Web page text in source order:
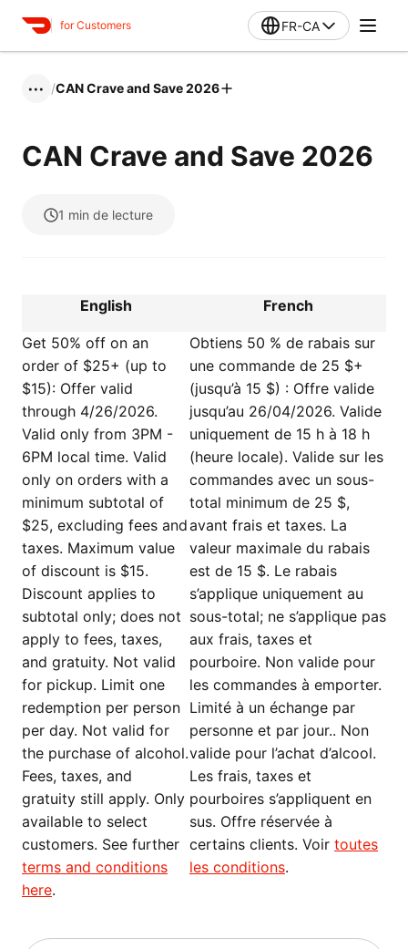
for Customers FR-CA
••• /CAN Crave and Save 2026
CAN Crave and Save 2026
1 min de lecture
English French
Get 50% off on an
order of $25+ (up to
$15): Offer valid
through 4/26/2026.
Valid only from 3PM -
6PM local time. Valid
only on orders with a
minimum subtotal of
$25, excluding fees and
taxes. Maximum value
of discount is $15.
Discount applies to
subtotal only; does not
apply to fees, taxes,
and gratuity. Not valid
for pickup. Limit one
redemption per person
per day. Not valid for
the purchase of alcohol.
Fees, taxes, and
gratuity still apply. Only
available to select
customers. See further
terms and conditions
here.
Obtiens 50 % de rabais sur
une commande de 25 $+
(jusqu’à 15 $) : Offre valide
jusqu’au 26/04/2026. Valide
uniquement de 15 h à 18 h
(heure locale). Valide sur les
commandes avec un sous-
total minimum de 25 $,
avant frais et taxes. La
valeur maximale du rabais
est de 15 $. Le rabais
s’applique uniquement au
sous-total; ne s’applique pas
aux frais, taxes et
pourboire. Non valide pour
les commandes à emporter.
Limité à un échange par
personne et par jour.. Non
valide pour l’achat d’alcool.
Les frais, taxes et
pourboires s’appliquent en
sus. Offre réservée à
certains clients. Voir toutes
les conditions.